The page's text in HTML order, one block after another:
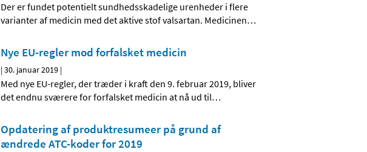
Der er fundet potentielt sundhedsskadelige urenheder i flere
varianter af medicin med det aktive stof valsartan. Medicinen…
Nye EU-regler mod forfalsket medicin
|30. januar 2019 |
Med nye EU-regler, der træder i kraft den 9. februar 2019, bliver
det endnu sværere for forfalsket medicin at nå ud til…
Opdatering af produktresumeer på grund af
ændrede ATC-koder for 2019